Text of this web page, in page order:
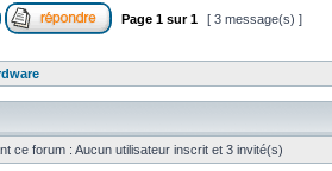
Page 1 sur1 [ 3 message(s) ]
ce forum : Aucun utilisateur inscrit et 3 invité(s)